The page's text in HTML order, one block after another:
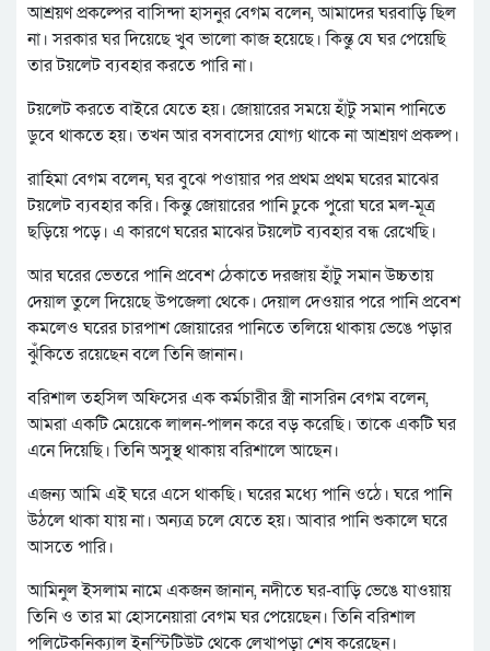
আশ্রয়ণ প্রকল্পের বাসিন্দা হাসনুর বেগম বলেন, আমাদের ঘরবাড়ি ছিল
না। সরকার ঘর দিয়েছে খুব ভালো কাজ হয়েছে। কিন্তু যে ঘর পেয়েছি
তার টয়লেট ব্যবহার করতে পারি না।
টয়লেট করতে বাইরে যেতে হয়। জোয়ারের সময়ে হাঁটু সমান পানিতে
ডুবে থাকতে হয়। তখন আর বসবাসের যোগ্য থাকে না আশ্রয়ণ প্রকল্প।
রাহিমা বেগম বলেন, ঘর বুঝে পওায়ার পর প্রথম প্রথম ঘরের মাঝের
টয়লেট ব্যবহার করি। কিন্তু জোয়ারের পানি ঢুকে পুরো ঘরে মল-মূত্র
ছড়িয়ে পড়ে। এ কারণে ঘরের মাঝের টয়লেট ব্যবহার বন্ধ রেখেছি।
আর ঘরের ভেতরে পানি প্রবেশ ঠেকাতে দরজায় হাঁটু সমান উচ্চতায়
দেয়াল তুলে দিয়েছে উপজেলা থেকে। দেয়াল দেওয়ার পরে পানি প্রবেশ
কমলেও ঘরের চারপাশ জোয়ারের পানিতে তলিয়ে থাকায় ভেঙে পড়ার
ঝুঁকিতে রয়েছেন বলে তিনি জানান।
বরিশাল তহসিল অফিসের এক কর্মচারীর স্ত্রী নাসরিন বেগম বলেন,
আমরা একটি মেয়েকে লালন-পালন করে বড় করেছি। তাকে একটি ঘর
এনে দিয়েছি। তিনি অসুস্থ থাকায় বরিশালে আছেন।
এজন্য আমি এই ঘরে এসে থাকছি। ঘরের মধ্যে পানি ওঠে। ঘরে পানি
উঠলে থাকা যায় না। অন্যত্র চলে যেতে হয়। আবার পানি শুকালে ঘরে
আসতে পারি।
আমিনুল ইসলাম নামে একজন জানান, নদীতে ঘর-বাড়ি ভেঙে যাওয়ায়
তিনি ও তার মা হোসনেয়ারা বেগম ঘর পেয়েছেন। তিনি বরিশাল
পলিটেকনিক্যাল ইনস্টিটিউট থেকে লেখাপড়া শেষ করেছেন।